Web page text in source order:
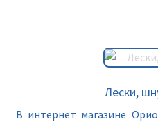
Лески,
В интернет магазине